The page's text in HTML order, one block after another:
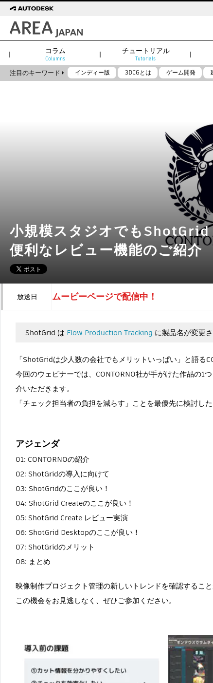
コラム
Columns
チュートリアル
Tutorials
注目のキーワード インディー版 3DCGとは ゲーム開発
小規模スタジオでもShotGrid
便利なレビュー機能のご紹介
放送日 ムービーページで配信中！
ShotGrid は Flow Production Tracking に製品名が変更さ
「ShotGridは少人数の会社でもメリットいっぱい」と語る
今回のウェビナーでは、CONTORNO社が手がけた作品の
介いただきます。
「チェック担当者の負担を減らす」ことを最優先に検討
アジェンダ
01: CONTORNOの紹介
02: ShotGridの導入に向けて
03: ShotGridのここが良い！
04: ShotGrid Createのここが良い！
05: ShotGrid Create レビュー実演
06: ShotGrid Desktopのここが良い！
07: ShotGridのメリット
08: まとめ
映像制作プロジェクト管理の新しいトレンドを確認すること
この機会をお見逃しなく、ぜひご参加ください。